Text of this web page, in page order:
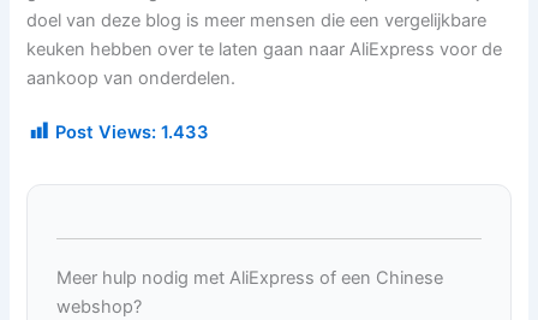
doel van deze blog is meer mensen die een vergelijkbare
keuken hebben over te laten gaan naar AliExpress voor de
aankoop van onderdelen.
Post Views: 1.433
Meer hulp nodig met AliExpress of een Chinese
webshop?